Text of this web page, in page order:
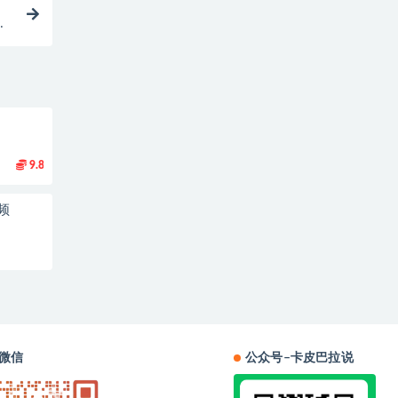
9.8
信 公众号–卡皮巴拉说